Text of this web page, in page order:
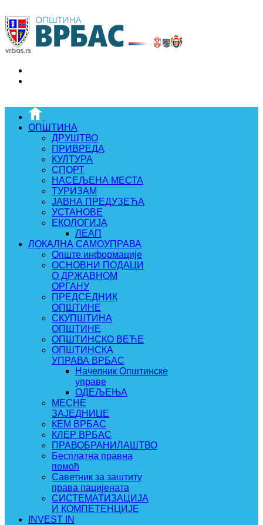
ОПШТИНА
ДРУШТВО
ПРИВРЕДА
КУЛТУРА
СПОРТ
НАСЕЉЕНА МЕСТА
ТУРИЗАМ
ЈАВНА ПРЕДУЗЕЋА
УСТАНОВЕ
ЕКОЛОГИЈА
ЛЕАП
ЛОКАЛНА САМОУПРАВА
Опште информације
ОСНОВНИ ПОДАЦИ
О ДРЖАВНОМ
ОРГАНУ
ПРЕДСЕДНИК
ОПШТИНЕ
СКУПШТИНА
ОПШТИНЕ
ОПШТИНСКО ВЕЋЕ
ОПШТИНСКА
УПРАВА ВРБАС
Начелник Општинске
управе
ОДЕЉЕЊА
МЕСНЕ
ЗАЈЕДНИЦЕ
КЕМ ВРБАС
КЛЕР ВРБАС
ПРАВОБРАНИЛАШТВО
Бесплатна правна
помоћ
Саветник за заштиту
права пацијената
СИСТЕМАТИЗАЦИЈА
И КОМПЕТЕНЦИЈЕ
INVEST IN